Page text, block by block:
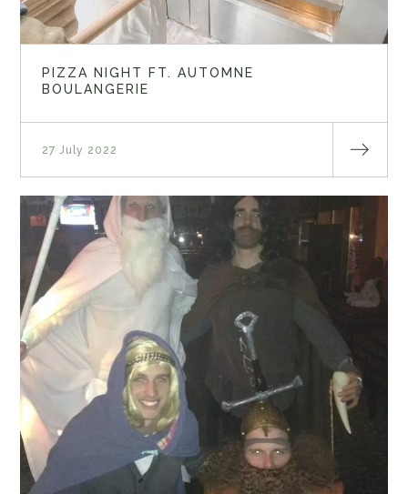
PIZZA NIGHT FT. AUTOMNE
BOULANGERIE
27 July 2022